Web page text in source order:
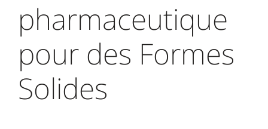
pharmaceutique
pour des Formes
Solides